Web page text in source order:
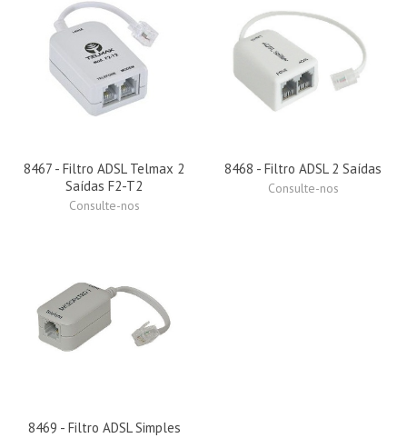
8467 - Filtro ADSL Telmax 2
Saídas F2-T2
Consulte-nos
8468 - Filtro ADSL 2 Saídas
Consulte-nos
8469 - Filtro ADSL Simples